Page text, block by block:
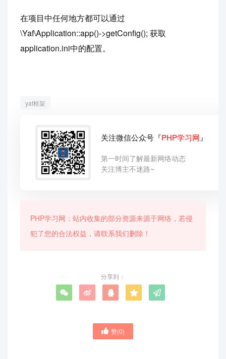
在项目中任何地方都可以通过
\Yaf\Application::app()->getConfig(); 获取
application.ini中的配置。
yaf框架
关注微信公众号『PHP学习网 』
第一时间了解最新网络动态
关注博主不迷路~
PHP学习网：站内收集的部分资源来源于网络，若侵
犯了您的合法权益，请联系我们删除！
分享到：
赞(0)